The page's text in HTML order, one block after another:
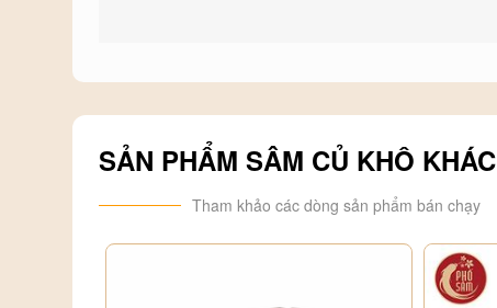
Đối tượng sử dụng
- Người đi làm cần bồi bổ và tăng cường sức khoẻ.
- Người cao tuổi bồi bổ cơ thể.
SẢN PHẨM SÂM CỦ KHÔ KHÁC
Tham khảo các dòng sản phẩm bán chạy